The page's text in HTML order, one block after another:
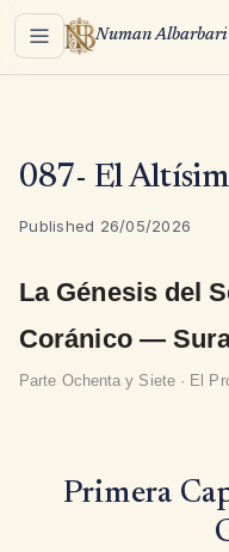
Menu Numan Albarbari
087- El
Published 26/05/2026
La Génesis del
Coránico —
Parte Ochenta y Siete · El
Primera